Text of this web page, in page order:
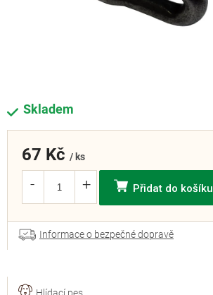
Skladem
67 Kč / ks
Přidat do košíku
Informace o bezpečné dopravě